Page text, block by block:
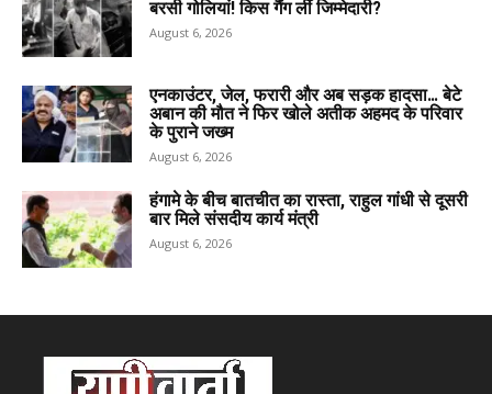
बरसी गोलियां! किस गैंग ली जिम्मेदारी?
August 6, 2026
एनकाउंटर, जेल, फरारी और अब सड़क हादसा… बेटे
अबान की मौत ने फिर खोले अतीक अहमद के परिवार
के पुराने जख्म
August 6, 2026
हंगामे के बीच बातचीत का रास्ता, राहुल गांधी से दूसरी
बार मिले संसदीय कार्य मंत्री
August 6, 2026